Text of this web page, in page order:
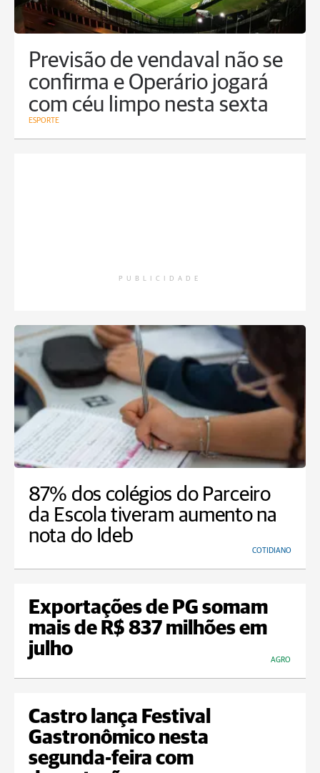
Previsão de vendaval não se
confirma e Operário jogará
com céu limpo nesta sexta
ESPORTE
PUBLICIDADE
87% dos colégios do Parceiro
da Escola tiveram aumento na
nota do Ideb
COTIDIANO
Exportações de PG somam
mais de R$ 837 milhões em
julho
AGRO
Castro lança Festival
Gastronômico nesta
segunda-feira com